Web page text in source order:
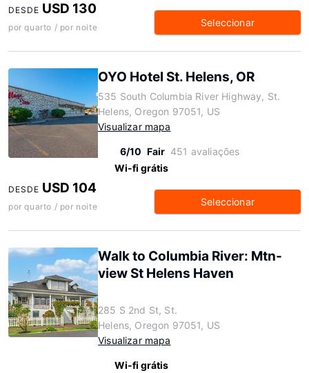
DESDE USD 130
por quarto / por noite Seleccionar
OYO Hotel St. Helens, OR
535 South Columbia River Highway, St.
Helens, Oregon 97051, US
Visualizar mapa
6/10 Fair 451 avaliações
Wi-fi grátis
DESDE USD 104
por quarto / por noite Seleccionar
Walk to Columbia River: Mtn-
view St Helens Haven
285 S 2nd St, St.
Helens, Oregon 97051, US
Visualizar mapa
Wi-fi grátis